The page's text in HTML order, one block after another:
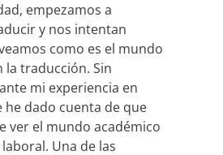
empezamos a
y nos intentan
como es el mundo
la traducción. Sin
mi experiencia en
he dado cuenta de que
ver el mundo académico
Una de las